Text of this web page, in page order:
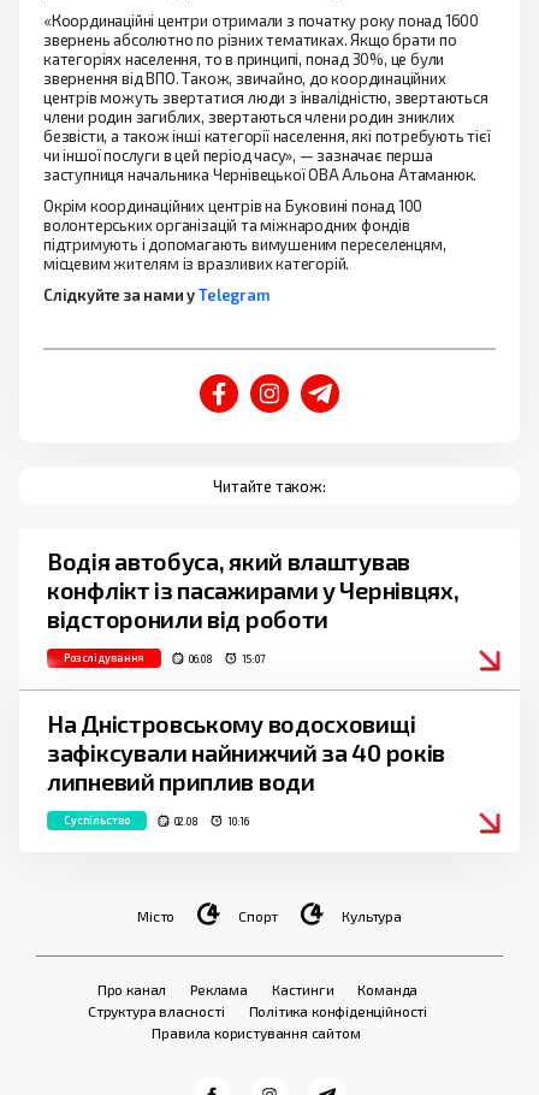
«Координаційні центри отримали з початку року понад 1600
звернень абсолютно по різних тематиках. Якщо брати по
категоріях населення, то в принципі, понад 30%, це були
звернення від ВПО. Також, звичайно, до координаційних
центрів можуть звертатися люди з інвалідністю, звертаються
члени родин загиблих, звертаються члени родин зниклих
безвісти, а також інші категорії населення, які потребують тієї
чи іншої послуги в цей період часу», — зазначає перша
заступниця начальника Чернівецької ОВА Альона Атаманюк.
Окрім координаційних центрів на Буковині понад 100
волонтерських організацій та міжнародних фондів
підтримують і допомагають вимушеним переселенцям,
місцевим жителям із вразливих категорій.
Слідкуйте за нами уTelegram
Читайте також:
Водія автобуса, який влаштував
конфлікт із пасажирами у Чернівцях,
відсторонили від роботи
Розслідування 06.08 15:07
На Дністровському водосховищі
зафіксували найнижчий за 40 років
липневий приплив води
Суспільство 02.08 10:16
Місто Спорт Культура
Про канал Реклама Кастинги
Команда
Структура власності
Політика конфіденційності
Правила користування сайтом